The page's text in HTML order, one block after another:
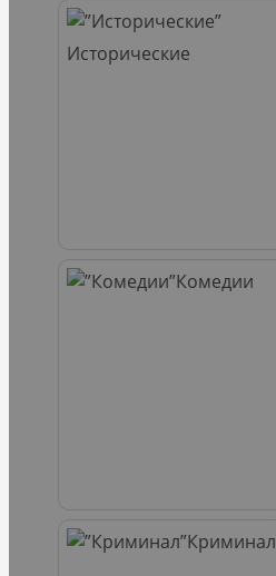
Исторические
Комедии
Криминал